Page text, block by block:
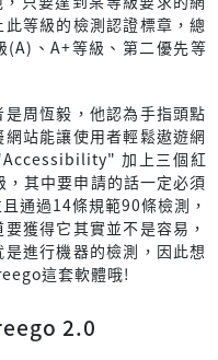
等級的檢測認證標章，總
(A)、A+等級、第二優先等
周恆毅，他認為手指頭點
站能讓使用者輕鬆遨遊網
加上三個紅
其中要申請的話一定必須
通過14條規範90條檢測，
獲得它其實並不是容易，
進行機器的檢測，因此想
這套軟體哦!
2.0